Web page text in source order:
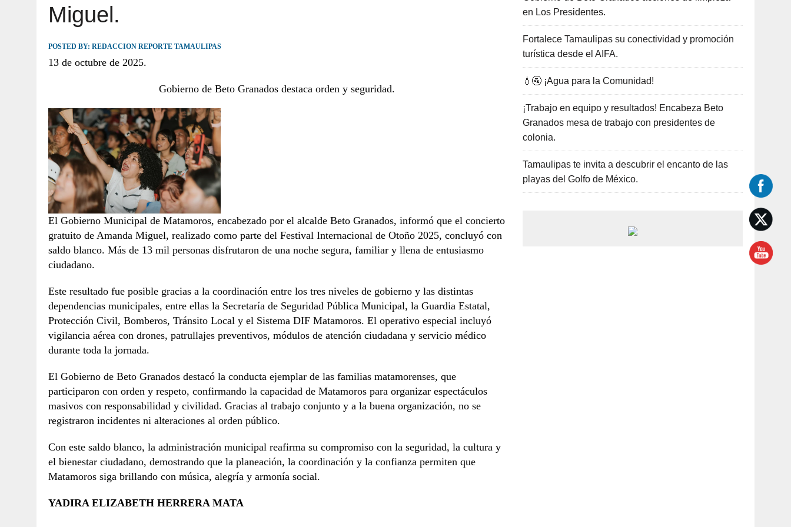
JULIO 30, 2026
Miguel.
POSTED BY: REDACCION REPORTE TAMAULIPAS
13 de octubre de 2025.
Gobierno de Beto Granados destaca orden y seguridad.
El Gobierno Municipal de Matamoros, encabezado por el alcalde Beto Granados, informó que el concierto
gratuito de Amanda Miguel, realizado como parte del Festival Internacional de Otoño 2025, concluyó con
saldo blanco. Más de 13 mil personas disfrutaron de una noche segura, familiar y llena de entusiasmo
ciudadano.
Este resultado fue posible gracias a la coordinación entre los tres niveles de gobierno y las distintas
dependencias municipales, entre ellas la Secretaría de Seguridad Pública Municipal, la Guardia Estatal,
Protección Civil, Bomberos, Tránsito Local y el Sistema DIF Matamoros. El operativo especial incluyó
vigilancia aérea con drones, patrullajes preventivos, módulos de atención ciudadana y servicio médico
durante toda la jornada.
El Gobierno de Beto Granados destacó la conducta ejemplar de las familias matamorenses, que
participaron con orden y respeto, confirmando la capacidad de Matamoros para organizar espectáculos
masivos con responsabilidad y civilidad. Gracias al trabajo conjunto y a la buena organización, no se
registraron incidentes ni alteraciones al orden público.
Con este saldo blanco, la administración municipal reafirma su compromiso con la seguridad, la cultura y
el bienestar ciudadano, demostrando que la planeación, la coordinación y la confianza permiten que
Matamoros siga brillando con música, alegría y armonía social.
YADIRA ELIZABETH HERRERA MATA
en Los Presidentes.
Fortalece Tamaulipas su conectividad y promoción
turística desde el AIFA.
💧🚰 ¡Agua para la Comunidad!
¡Trabajo en equipo y resultados! Encabeza Beto
Granados mesa de trabajo con presidentes de
colonia.
Tamaulipas te invita a descubrir el encanto de las
playas del Golfo de México.